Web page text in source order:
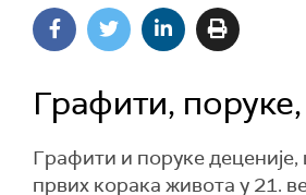
Графити,
Графити и поруке деценије,
првих корака живота у 21.